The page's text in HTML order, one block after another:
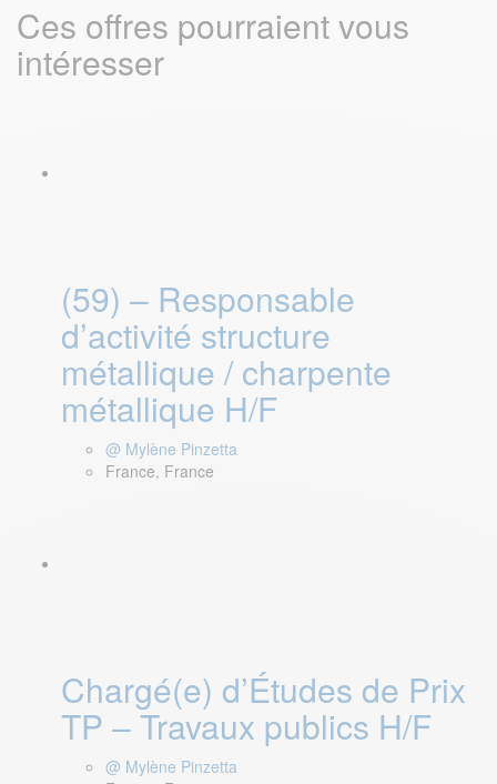
Ces offres pourraient vous
intéresser
(59) – Responsable
d’activité structure
métallique / charpente
métallique H/F
@ Mylène Pinzetta
France, France
​​​​​​​Chargé(e) d’Études de Prix
TP – Travaux publics H/F
@ Mylène Pinzetta